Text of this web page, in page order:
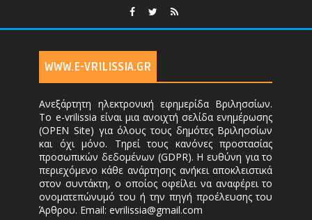
WWW.E-VRILISSIA.GR
Ανεξάρτητη ηλεκτρονική εφημερίδα Βριλησσίων.
Το e-vrilissia είναι μια ανοιχτή σελίδα ενημέρωσης
(OPEN Site) για όλους τους δημότες Βριλησσίων
και όχι μόνο. Τηρεί τους κανόνες προστασίας
προσωπικών δεδομένων (GDPR). Η ευθύνη για το
περιεχόμενο κάθε ανάρτησης ανήκει αποκλειστικά
στον συντάκτη, ο οποίος οφείλει να αναφέρει το
ονοματεπώνυμό του ή την πηγή προέλευσης του
Άρθρου. Email: evrilissia@gmail.com